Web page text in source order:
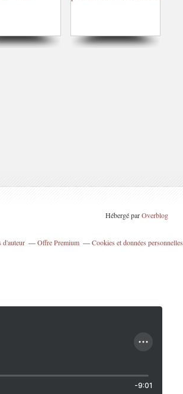
Hébergé parOverblog
d'auteur Offre Premium Cookies et données personnelles
-9:01